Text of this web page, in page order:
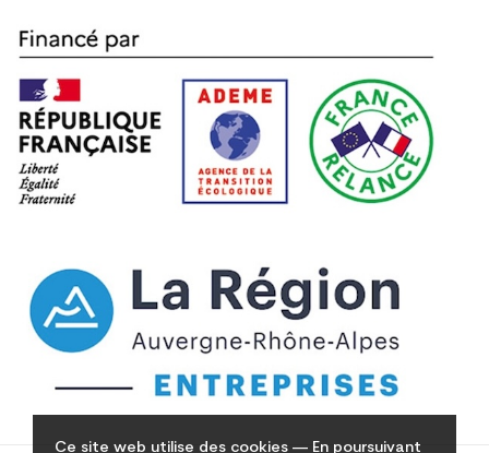
Ce site web utilise des cookies — En poursuivant